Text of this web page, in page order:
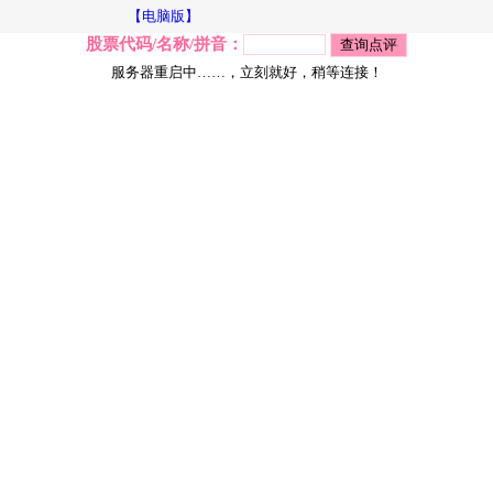
【电脑版】
股票代码/名称/拼音：
服务器重启中……，立刻就好，稍等连接！